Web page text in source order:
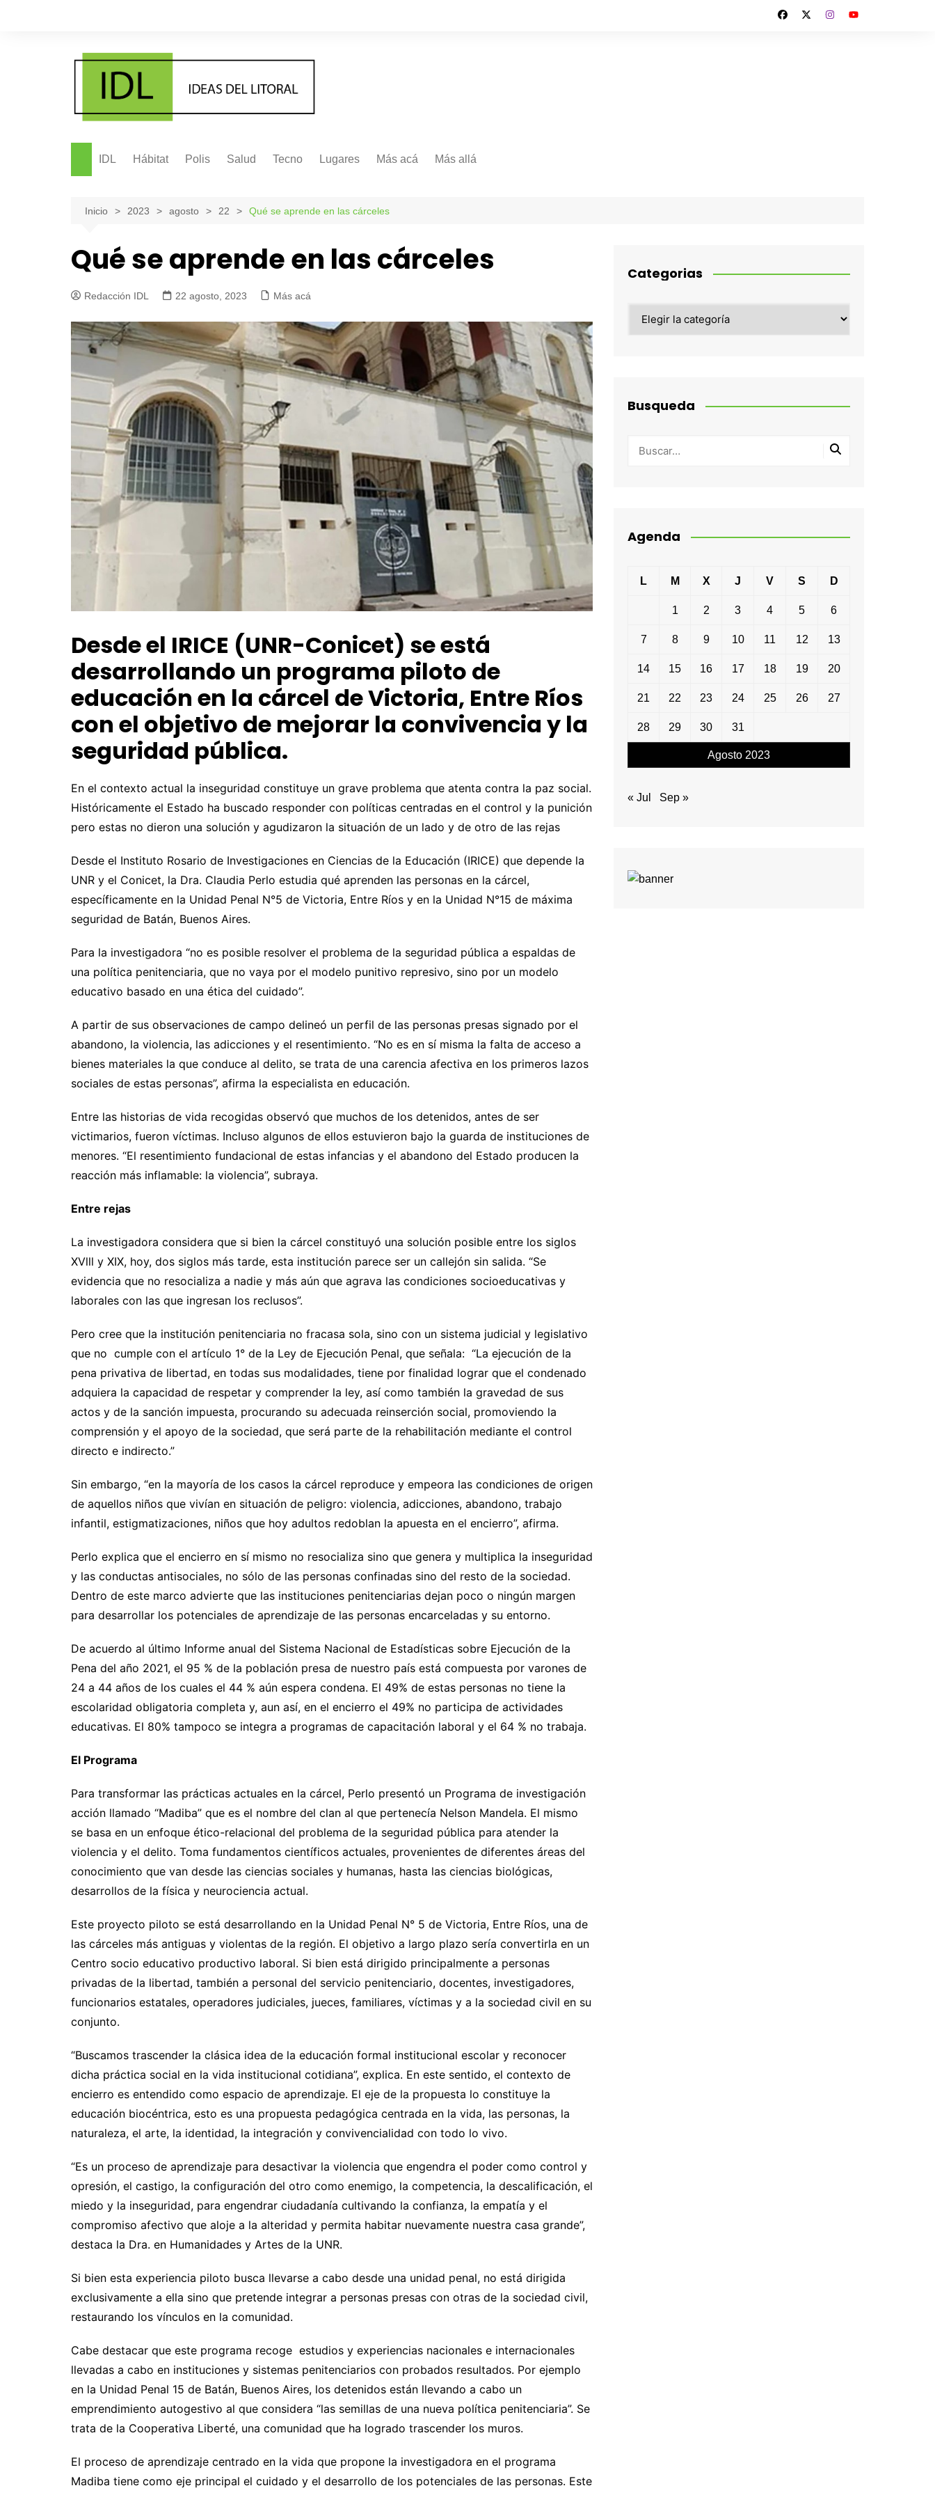
IDL Hábitat Polis Salud Tecno Lugares Más acá Más allá
Inicio 2023 agosto 22 Qué se aprende en las cárceles
Qué se aprende en las cárceles
Redacción IDL 22 agosto, 2023 Más acá
Desde el IRICE (UNR-Conicet) se está
desarrollando un programa piloto de
educación en la cárcel de Victoria, Entre Ríos
con el objetivo de mejorar la convivencia y la
seguridad pública.
En el contexto actual la inseguridad constituye un grave problema que atenta contra la paz social.
Históricamente el Estado ha buscado responder con políticas centradas en el control y la punición
pero estas no dieron una solución y agudizaron la situación de un lado y de otro de las rejas
Desde el Instituto Rosario de Investigaciones en Ciencias de la Educación (IRICE) que depende la
UNR y el Conicet, la Dra. Claudia Perlo estudia qué aprenden las personas en la cárcel,
específicamente en la Unidad Penal N°5 de Victoria, Entre Ríos y en la Unidad N°15 de máxima
seguridad de Batán, Buenos Aires.
Para la investigadora “no es posible resolver el problema de la seguridad pública a espaldas de
una política penitenciaria, que no vaya por el modelo punitivo represivo, sino por un modelo
educativo basado en una ética del cuidado”.
A partir de sus observaciones de campo delineó un perfil de las personas presas signado por el
abandono, la violencia, las adicciones y el resentimiento. “No es en sí misma la falta de acceso a
bienes materiales la que conduce al delito, se trata de una carencia afectiva en los primeros lazos
sociales de estas personas”, afirma la especialista en educación.
Entre las historias de vida recogidas observó que muchos de los detenidos, antes de ser
victimarios, fueron víctimas. Incluso algunos de ellos estuvieron bajo la guarda de instituciones de
menores. “El resentimiento fundacional de estas infancias y el abandono del Estado producen la
reacción más inflamable: la violencia”, subraya.
Entre rejas
La investigadora considera que si bien la cárcel constituyó una solución posible entre los siglos
XVlll y XIX, hoy, dos siglos más tarde, esta institución parece ser un callejón sin salida. “Se
evidencia que no resocializa a nadie y más aún que agrava las condiciones socioeducativas y
laborales con las que ingresan los reclusos”.
Pero cree que la institución penitenciaria no fracasa sola, sino con un sistema judicial y legislativo
que no cumple con el artículo 1° de la Ley de Ejecución Penal, que señala: “La ejecución de la
pena privativa de libertad, en todas sus modalidades, tiene por finalidad lograr que el condenado
adquiera la capacidad de respetar y comprender la ley, así como también la gravedad de sus
actos y de la sanción impuesta, procurando su adecuada reinserción social, promoviendo la
comprensión y el apoyo de la sociedad, que será parte de la rehabilitación mediante el control
directo e indirecto.”
Sin embargo, “en la mayoría de los casos la cárcel reproduce y empeora las condiciones de origen
de aquellos niños que vivían en situación de peligro: violencia, adicciones, abandono, trabajo
infantil, estigmatizaciones, niños que hoy adultos redoblan la apuesta en el encierro”, afirma.
Perlo explica que el encierro en sí mismo no resocializa sino que genera y multiplica la inseguridad
y las conductas antisociales, no sólo de las personas confinadas sino del resto de la sociedad.
Dentro de este marco advierte que las instituciones penitenciarias dejan poco o ningún margen
para desarrollar los potenciales de aprendizaje de las personas encarceladas y su entorno.
De acuerdo al último Informe anual del Sistema Nacional de Estadísticas sobre Ejecución de la
Pena del año 2021, el 95 % de la población presa de nuestro país está compuesta por varones de
24 a 44 años de los cuales el 44 % aún espera condena. El 49% de estas personas no tiene la
escolaridad obligatoria completa y, aun así, en el encierro el 49% no participa de actividades
educativas. El 80% tampoco se integra a programas de capacitación laboral y el 64 % no trabaja.
El Programa
Para transformar las prácticas actuales en la cárcel, Perlo presentó un Programa de investigación
acción llamado “Madiba” que es el nombre del clan al que pertenecía Nelson Mandela. El mismo
se basa en un enfoque ético-relacional del problema de la seguridad pública para atender la
violencia y el delito. Toma fundamentos científicos actuales, provenientes de diferentes áreas del
conocimiento que van desde las ciencias sociales y humanas, hasta las ciencias biológicas,
desarrollos de la física y neurociencia actual.
Este proyecto piloto se está desarrollando en la Unidad Penal N° 5 de Victoria, Entre Ríos, una de
las cárceles más antiguas y violentas de la región. El objetivo a largo plazo sería convertirla en un
Centro socio educativo productivo laboral. Si bien está dirigido principalmente a personas
privadas de la libertad, también a personal del servicio penitenciario, docentes, investigadores,
funcionarios estatales, operadores judiciales, jueces, familiares, víctimas y a la sociedad civil en su
conjunto.
“Buscamos trascender la clásica idea de la educación formal institucional escolar y reconocer
dicha práctica social en la vida institucional cotidiana”, explica. En este sentido, el contexto de
encierro es entendido como espacio de aprendizaje. El eje de la propuesta lo constituye la
educación biocéntrica, esto es una propuesta pedagógica centrada en la vida, las personas, la
naturaleza, el arte, la identidad, la integración y convivencialidad con todo lo vivo.
“Es un proceso de aprendizaje para desactivar la violencia que engendra el poder como control y
opresión, el castigo, la configuración del otro como enemigo, la competencia, la descalificación, el
miedo y la inseguridad, para engendrar ciudadanía cultivando la confianza, la empatía y el
compromiso afectivo que aloje a la alteridad y permita habitar nuevamente nuestra casa grande”,
destaca la Dra. en Humanidades y Artes de la UNR.
Si bien esta experiencia piloto busca llevarse a cabo desde una unidad penal, no está dirigida
exclusivamente a ella sino que pretende integrar a personas presas con otras de la sociedad civil,
restaurando los vínculos en la comunidad.
Cabe destacar que este programa recoge estudios y experiencias nacionales e internacionales
llevadas a cabo en instituciones y sistemas penitenciarios con probados resultados. Por ejemplo
en la Unidad Penal 15 de Batán, Buenos Aires, los detenidos están llevando a cabo un
emprendimiento autogestivo al que considera “las semillas de una nueva política penitenciaria”. Se
trata de la Cooperativa Liberté, una comunidad que ha logrado trascender los muros.
El proceso de aprendizaje centrado en la vida que propone la investigadora en el programa
Madiba tiene como eje principal el cuidado y el desarrollo de los potenciales de las personas. Este
Categorias
Busqueda
Agenda
Agosto 2023
L M X J V S D
1 2 3 4 5 6
7 8 9 10 11 12 13
14 15 16 17 18 19 20
21 22 23 24 25 26 27
28 29 30 31
« Jul Sep »